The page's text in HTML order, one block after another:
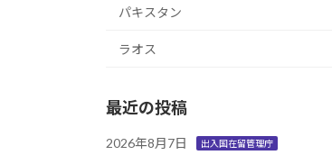
パキスタン
ラオス
最近の投稿
2026年8月7日 出入国在留管理庁